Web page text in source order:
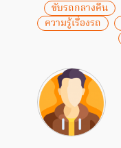
ขับรถกลางคืน
ความรู้เรื่องรถ